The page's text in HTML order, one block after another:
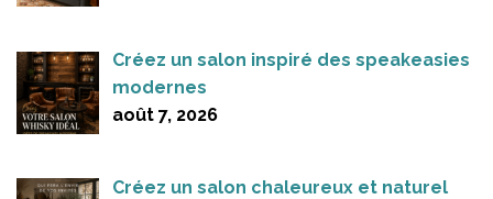
Créez un salon inspiré des speakeasies
modernes
août 7, 2026
Créez un salon chaleureux et naturel